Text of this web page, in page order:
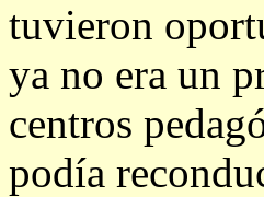
tuvieron
ya no era un
centros
podía